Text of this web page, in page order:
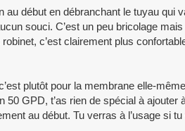
au début en débranchant le tuyau qui
souci. C’est un peu bricolage
c’est clairement plus
plutôt pour la membrane elle-
50 GPD, t’as rien de spécial à ajouter
au début. Tu verras à l’usage si